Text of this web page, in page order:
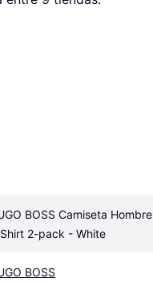
BOSS Camiseta Hombre
2-pack - White
BOSS